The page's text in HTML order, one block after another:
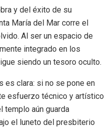
y del éxito de su
María del Mar corre el
Al ser un espacio de
integrado en los
siendo un tesoro oculto.
es clara: si no se pone en
esfuerzo técnico y artístico
templo aún guarda
el luneto del presbiterio